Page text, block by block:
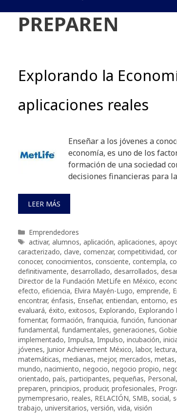
PREPAREN
Explorando la
aplicaciones reales
Enseñar a los jóvenes a
economía, es uno de los
formación de una sociedad
decisiones financieras para
LEER MÁS
Categorías
Emprendedores
Etiquetas
activar, alumnos, aplicación, aplicaciones,
caracterizado, clave, comenzar, competitividad,
conocer, conocimientos, consciente, contempla,
definitivamente, desarrollado, desarrollados,
Director de la Fundación MetLife en México,
efecto, eficiencia, Elvira Mayén-Lugo, emprende,
encontrar, énfasis, Enseñar, entiendan, entorno,
evaluará, éxito, exitosos, Explorando, Explorando
fomentar, formación, franquicia, función,
fundamental, fundamentales, generaciones,
implementado, Impulsa, Impulso, incubación,
jóvenes, Junior Achievement México, labor, lectura,
matemáticas, medianas, mejor, mercados, metas,
mundo, nacimiento, negocio, negocio propio,
orientado, país, participantes, pequeñas, Personal,
preparen, principios, producir, profesionales,
pymempresario, reales, RELACIÓN, SMB, social,
trabajo, universitarios, versión, vida, visión